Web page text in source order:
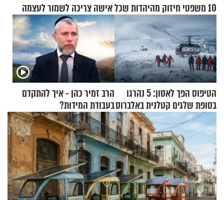
10 משפטי חיזוק מהיהדות שכל אישה צריכה לשמור לעצמה
הטיפוס הפך לאסון: 5 נהרגו
בסופת שלגים קטלנית באלברוס
הרב זמיר כהן - איך להתקדם
בעבודת המידות?